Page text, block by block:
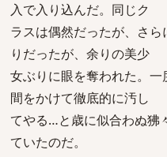
入で入り込んだ。同じク
ラスは偶然だったが、さ
りだったが、余りの美少
女ぶりに眼を奪われた。
間をかけて徹底的に汚し
てやる…と歳に似合わぬ狒
ていたのだ。